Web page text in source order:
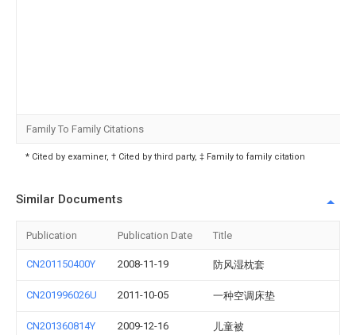
Family To Family Citations
* Cited by examiner, † Cited by third party, ‡ Family to family citation
Similar Documents
Publication Publication Date Title
CN201150400Y 2008-11-19 防风湿枕套
CN201996026U 2011-10-05 一种空调床垫
CN201360814Y 2009-12-16 儿童被